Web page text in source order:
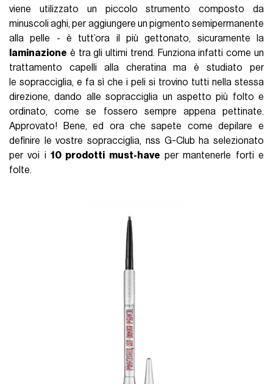
viene utilizzato un piccolo strumento composto da
minuscoli aghi, per aggiungere un pigmento semipermanente
alla pelle - è tutt’ora il più gettonato, sicuramente la
laminazione è tra gli ultimi trend. Funziona infatti come un
trattamento capelli alla cheratina ma è studiato per
le sopracciglia, e fa sì che i peli si trovino tutti nella stessa
direzione, dando alle sopracciglia un aspetto più folto e
ordinato, come se fossero sempre appena pettinate.
Approvato! Bene, ed ora che sapete come depilare e
definire le vostre sopracciglia, nss G-Club ha selezionato
per voi i10 prodotti must-have per mantenerle forti e
folte.